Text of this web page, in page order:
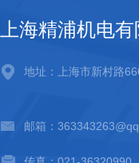
上海精浦机电
地址：上海市新村路
邮箱：